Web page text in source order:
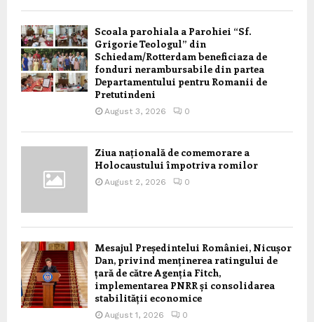
Scoala parohiala a Parohiei “Sf.
Grigorie Teologul” din
Schiedam/Rotterdam beneficiaza de
fonduri nerambursabile din partea
Departamentului pentru Romanii de
Pretutindeni
August 3, 2026 0
Ziua națională de comemorare a
Holocaustului împotriva romilor
August 2, 2026 0
Mesajul Președintelui României, Nicușor
Dan, privind menținerea ratingului de
țară de către Agenția Fitch,
implementarea PNRR și consolidarea
stabilității economice
August 1, 2026 0